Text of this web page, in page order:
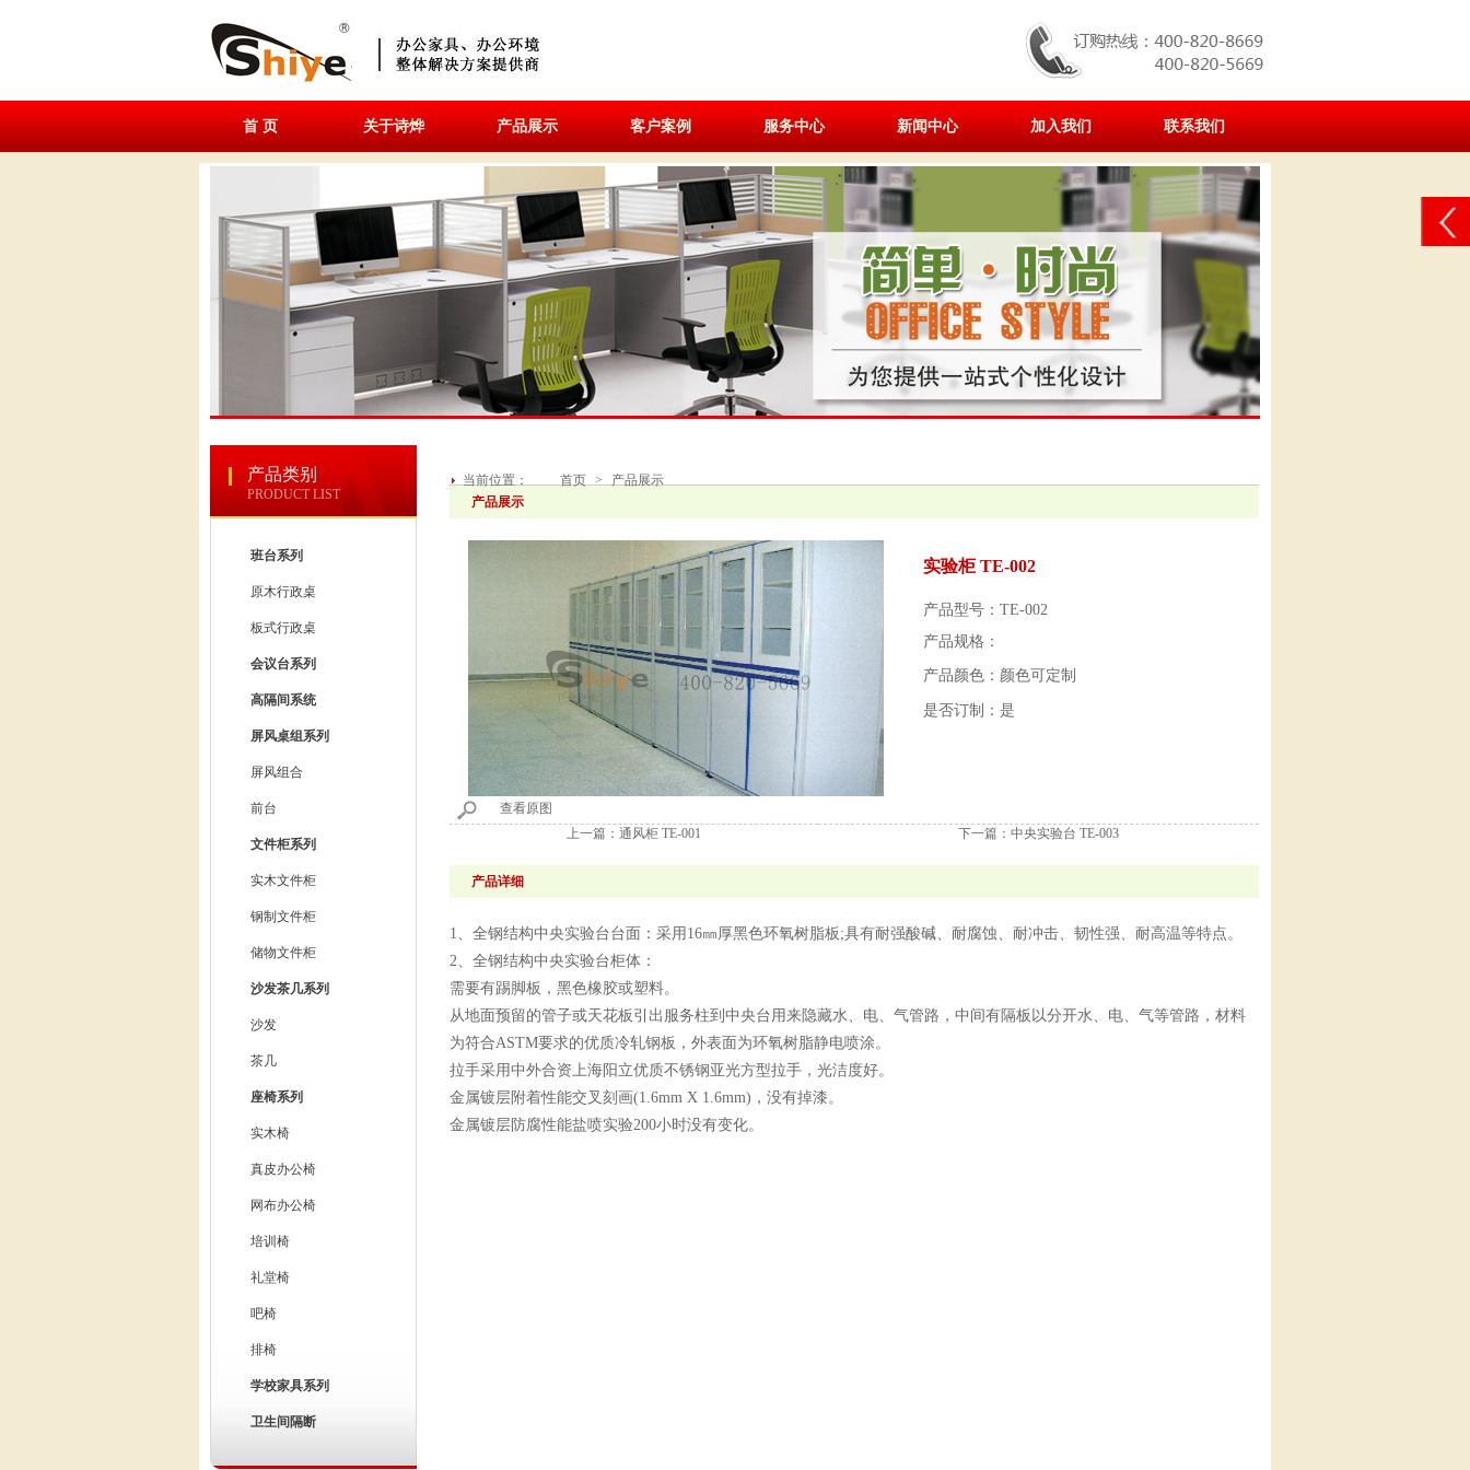
首 页 关于诗烨 产品展示 客户案例 服务中心 新闻中心 加入我们 联系我们
产品类别
PRODUCT LIST
班台系列
原木行政桌
板式行政桌
会议台系列
高隔间系统
屏风桌组系列
屏风组合
前台
文件柜系列
实木文件柜
钢制文件柜
储物文件柜
沙发茶几系列
沙发
茶几
座椅系列
实木椅
真皮办公椅
网布办公椅
培训椅
礼堂椅
吧椅
排椅
学校家具系列
卫生间隔断
当前位置： 首页 >
产品展示
产品展示
查看原图
实验柜 TE-002
产品型号：TE-002
产品规格：
产品颜色：颜色可定制
是否订制：是
上一篇： 通风柜 TE-001 下一篇： 中央实验台 TE-003
产品详细
1、全钢结构中央实验台台面：采用16㎜厚黑色环氧树脂板;具有耐强酸碱、耐腐蚀、耐冲击、韧性强、耐高温等特点。
2、全钢结构中央实验台柜体：
需要有踢脚板，黑色橡胶或塑料。
从地面预留的管子或天花板引出服务柱到中央台用来隐藏水、电、气管路，中间有隔板以分开水、电、气等管路，材料
为符合ASTM要求的优质冷轧钢板，外表面为环氧树脂静电喷涂。
拉手采用中外合资上海阳立优质不锈钢亚光方型拉手，光洁度好。
金属镀层附着性能交叉刻画(1.6mm X 1.6mm)，没有掉漆。
金属镀层防腐性能盐喷实验200小时没有变化。